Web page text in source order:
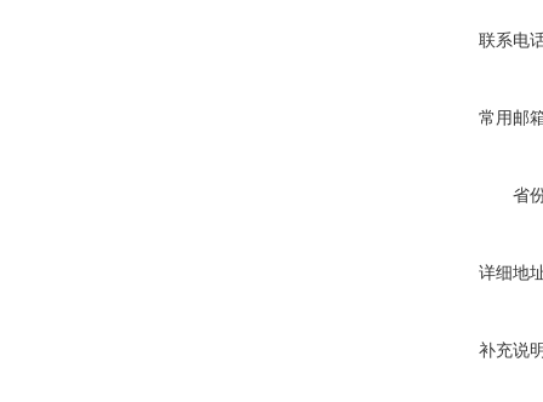
联系电
常用邮
省
详细地
补充说